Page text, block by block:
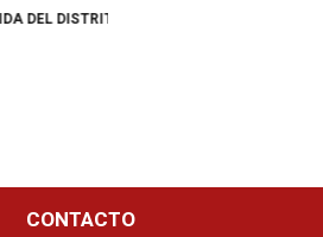
A LA CARCEL DIRECTOR DE ESCUELA DE
CONTACTO